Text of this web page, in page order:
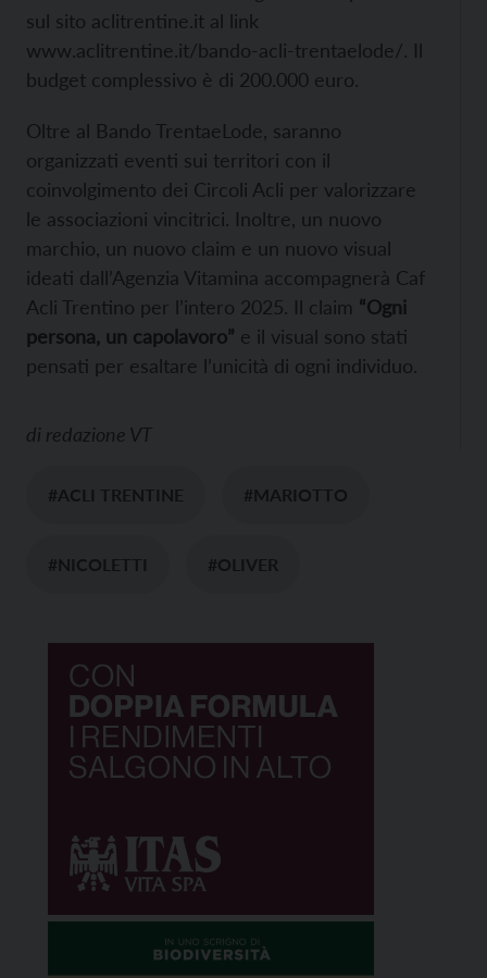
sul sito aclitrentine.it al link
www.aclitrentine.it/bando-acli-trentaelode/. Il
budget complessivo è di 200.000 euro.
Oltre al Bando TrentaeLode, saranno
organizzati eventi sui territori con il
coinvolgimento dei Circoli Acli per valorizzare
le associazioni vincitrici. Inoltre, un nuovo
marchio, un nuovo claim e un nuovo visual
ideati dall’Agenzia Vitamina accompagnerà Caf
Acli Trentino per l’intero 2025. Il claim “Ogni
persona, un capolavoro” e il visual sono stati
pensati per esaltare l’unicità di ogni individuo.
di redazione VT
#ACLI TRENTINE #MARIOTTO
#NICOLETTI #OLIVER